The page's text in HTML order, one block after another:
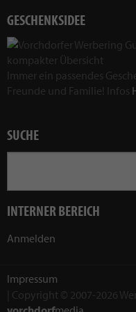
GESCHENKSIDEE
Immer ein passendes
Freunde und Familie! Infos
SUCHE
INTERNER BEREICH
Anmelden
Impressum
| Copyright © 2007-2026